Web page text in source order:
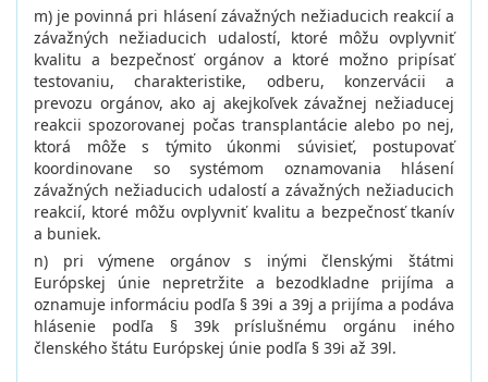
m) je povinná pri hlásení závažných nežiaducich reakcií a
závažných nežiaducich udalostí, ktoré môžu ovplyvniť
kvalitu a bezpečnosť orgánov a ktoré možno pripísať
testovaniu, charakteristike, odberu, konzervácii a
prevozu orgánov, ako aj akejkoľvek závažnej nežiaducej
reakcii spozorovanej počas transplantácie alebo po nej,
ktorá môže s týmito úkonmi súvisieť, postupovať
koordinovane so systémom oznamovania hlásení
závažných nežiaducich udalostí a závažných nežiaducich
reakcií, ktoré môžu ovplyvniť kvalitu a bezpečnosť tkanív
a buniek.
n) pri výmene orgánov s inými členskými štátmi
Európskej únie nepretržite a bezodkladne prijíma a
oznamuje informáciu podľa § 39i a 39j a prijíma a podáva
hlásenie podľa § 39k príslušnému orgánu iného
členského štátu Európskej únie podľa § 39i až 39l.